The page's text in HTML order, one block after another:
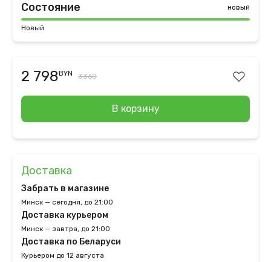
Состояние новый
Новый
2 798BYN 3360
В корзину
Доставка
Забрать в магазине
Минск — сегодня, до 21:00
Доставка курьером
Минск — завтра, до 21:00
Доставка по Беларуси
Курьером до 12 августа